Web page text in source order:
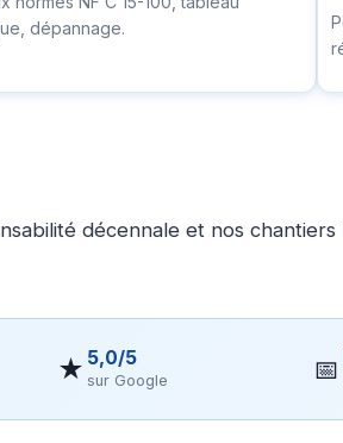
dépannage.
décennale et nos
★ 5,0/5
sur Google 📅